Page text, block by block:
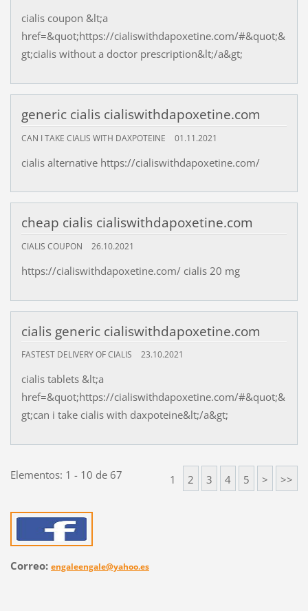
cialis coupon &lt;a
href=&quot;https://cialiswithdapoxetine.com/#&quot;&
gt;cialis without a doctor prescription&lt;/a&gt;
generic cialis cialiswithdapoxetine.com
CAN I TAKE CIALIS WITH DAXPOTEINE 01.11.2021
cialis alternative https://cialiswithdapoxetine.com/
cheap cialis cialiswithdapoxetine.com
CIALIS COUPON 26.10.2021
https://cialiswithdapoxetine.com/ cialis 20 mg
cialis generic cialiswithdapoxetine.com
FASTEST DELIVERY OF CIALIS 23.10.2021
cialis tablets &lt;a
href=&quot;https://cialiswithdapoxetine.com/#&quot;&
gt;can i take cialis with daxpoteine&lt;/a&gt;
Elementos: 1 - 10 de 67 1 2 3 4 5 > >>
Correo: engaleengale@yahoo.es